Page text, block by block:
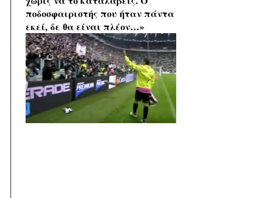
ποδοσφαιριστής που ήταν πάντα
εκεί, δε θα είναι πλέον…»